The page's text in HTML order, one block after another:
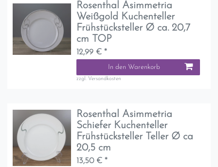
Rosenthal Asimmetria
Weißgold Kuchenteller
Frühstücksteller Ø ca. 20,7
cm TOP
12,99 € *
In den Warenkorb
zzgl. Versandkosten
Rosenthal Asimmetria
Schiefer Kuchenteller
Frühstücksteller Teller Ø ca
20,5 cm
13,50 € *